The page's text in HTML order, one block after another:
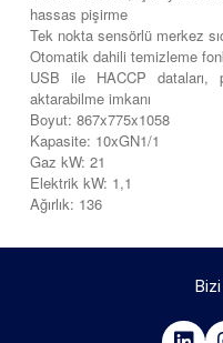
hassas pişirme
Tek nokta sensörlü merkez
Otomatik dahili temizleme
USB ile HACCP dataları,
aktarabilme imkanı
Boyut: 867x775x1058
Kapasite: 10xGN1/1
Gaz kW: 21
Elektrik kW: 1,1
Ağırlık: 136